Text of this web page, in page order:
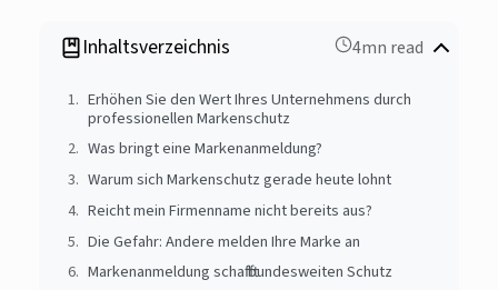
Inhaltsverzeichnis 4mn read
Erhöhen Sie den Wert Ihres Unternehmens durch
professionellen Markenschutz
Was bringt eine Markenanmeldung?
Warum sich Markenschutz gerade heute lohnt
Reicht mein Firmenname nicht bereits aus?
Die Gefahr: Andere melden Ihre Marke an
Markenanmeldung schafft bundesweiten Schutz